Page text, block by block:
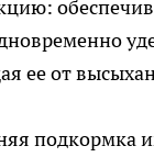
ее от
подкормка